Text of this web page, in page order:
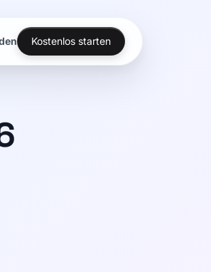
Kostenlos starten